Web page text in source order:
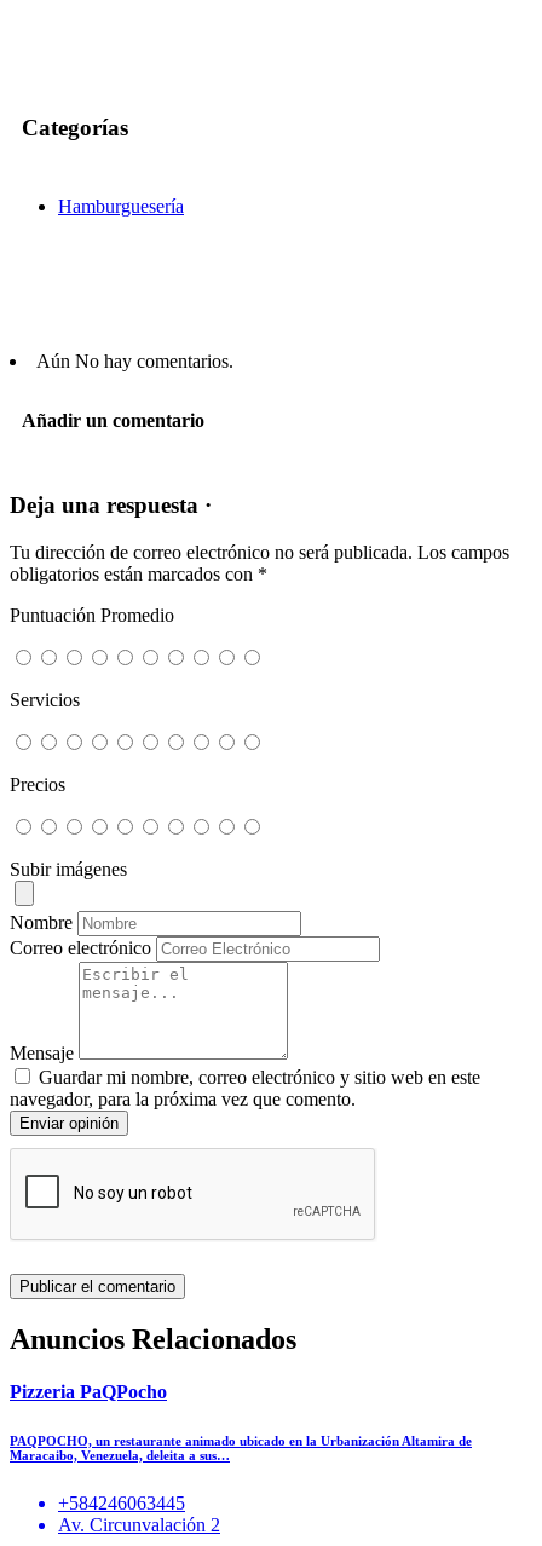
Categorías
Hamburguesería
Aún No hay comentarios.
Añadir un comentario
Deja una respuesta ·
Tu dirección de correo electrónico no será publicada. Los campos
obligatorios están marcados con *
Puntuación Promedio
Servicios
Precios
Subir imágenes
Nombre
Correo electrónico
Mensaje
Guardar mi nombre, correo electrónico y sitio web en este
navegador, para la próxima vez que comento.
Enviar opinión
Anuncios Relacionados
Pizzeria PaQPocho
PAQPOCHO, un restaurante animado ubicado en la Urbanización Altamira de
Maracaibo, Venezuela, deleita a sus…
+584246063445
Av. Circunvalación 2